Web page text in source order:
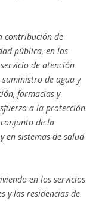
contribución de
pública, en los
de atención
de agua y
farmacias y
a la protección
de la
en sistemas de salud
en los servicios
y las residencias de